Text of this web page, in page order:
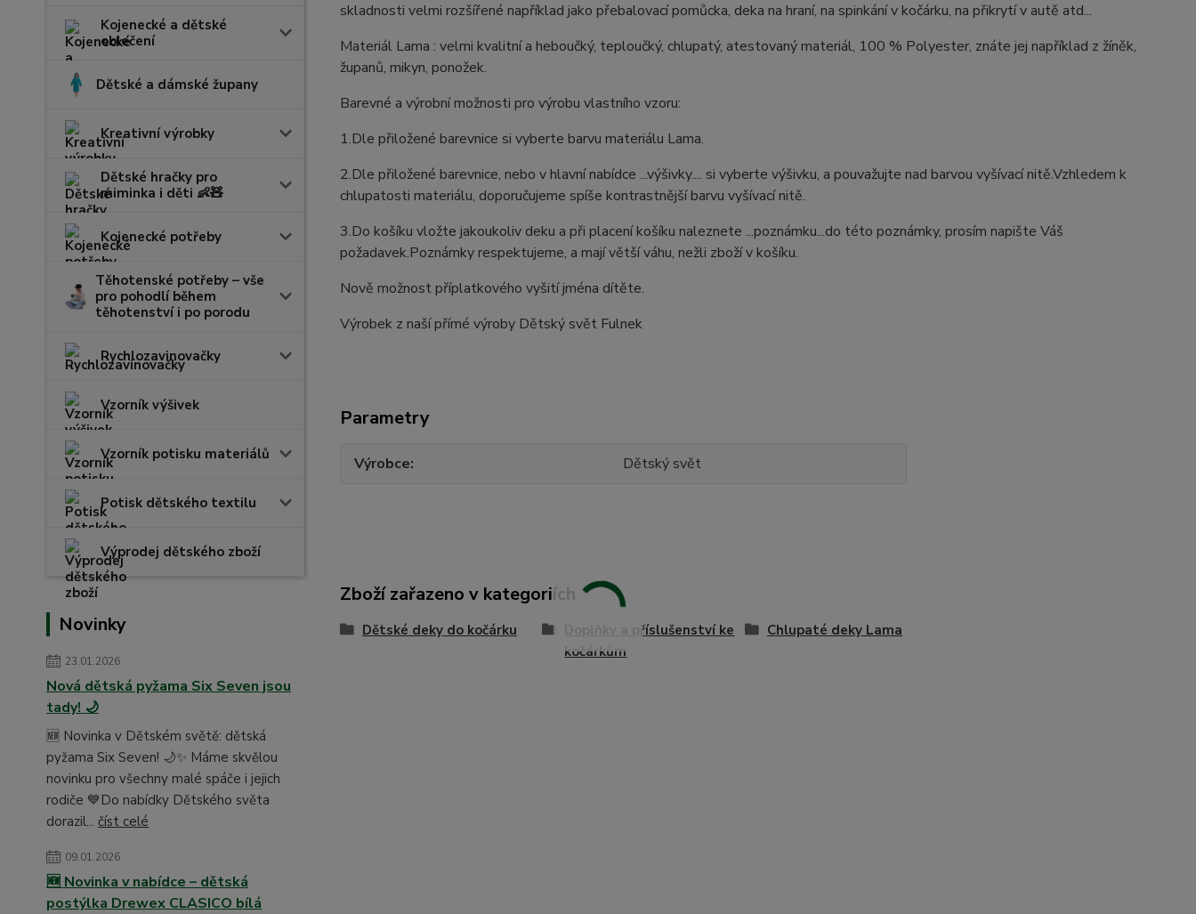
Kojenecké a dětské
oblečení
Dětské a dámské župany
Kreativní výrobky
Dětské hračky pro
miminka i děti 👶🧸
Kojenecké potřeby
Těhotenské potřeby – vše
pro pohodlí během
těhotenství i po porodu
Rychlozavinovačky
Vzorník výšivek
Vzorník potisku materiálů
Potisk dětského textilu
Výprodej dětského zboží
Novinky
23.01.2026
Nová dětská pyžama Six Seven jsou
tady! 🌙
🆕 Novinka v Dětském světě: dětská
pyžama Six Seven! 🌙✨ Máme skvělou
novinku pro všechny malé spáče i jejich
rodiče 💙Do nabídky Dětského světa
dorazil... číst celé
09.01.2026
🆕 Novinka v nabídce – dětská
postýlka Drewex CLASICO bílá
skladnosti velmi rozšířené například jako přebalovací pomůcka, deka na hraní, na spinkání v kočárku, na přikrytí v autě atd...
Materiál Lama : velmi kvalitní a heboučký, teploučký, chlupatý, atestovaný materiál, 100 % Polyester, znáte jej například z žíněk,
županů, mikyn, ponožek.
Barevné a výrobní možnosti pro výrobu vlastního vzoru:
1.Dle přiložené barevnice si vyberte barvu materiálu Lama.
2.Dle přiložené barevnice, nebo v hlavní nabídce ...výšivky.... si vyberte výšivku, a pouvažujte nad barvou vyšívací nitě.Vzhledem k
chlupatosti materiálu, doporučujeme spíše kontrastnější barvu vyšívací nitě.
3.Do košíku vložte jakoukoliv deku a při placení košíku naleznete ...poznámku...do této poznámky, prosím napište Váš
požadavek.Poznámky respektujeme, a mají větší váhu, nežli zboží v košíku.
Nově možnost příplatkového vyšití jména dítěte.
Výrobek z naší přímé výroby Dětský svět Fulnek
Parametry
Výrobce Dětský svět
Zboží zařazeno v kategoriích
Dětské deky do kočárku
Doplňky a příslušenství ke
kočárkům
Chlupaté deky Lama